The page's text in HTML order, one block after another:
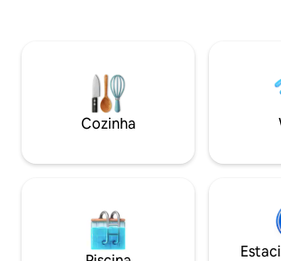
in facilitado. A 2 minutos para o Parque e
também para o centro clínico.
Cozinha